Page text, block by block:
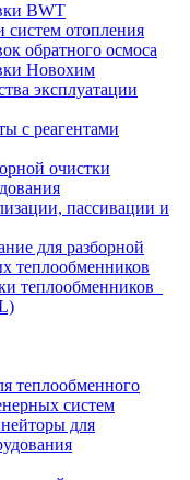
BWT
систем отопления
обратного осмоса
Новохим
эксплуатации
с реагентами
очистки
пассивации и
для разборной
теплообменников
теплообменников
теплообменного
систем
для